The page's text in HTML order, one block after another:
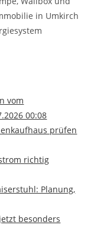
in Umkirch
vom
00:08
prüfen
richtig
Planung,
besonders